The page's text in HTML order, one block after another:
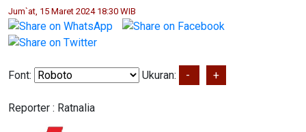
Jum`at, 15 Maret 2024 18:30 WIB
Font: Ukuran: - +
Reporter : Ratnalia